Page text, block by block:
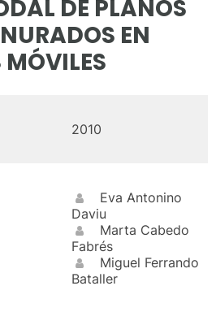
DE PLANOS
EN
2010
Eva Antonino
Daviu
Marta Cabedo
Fabrés
Miguel Ferrando
Bataller